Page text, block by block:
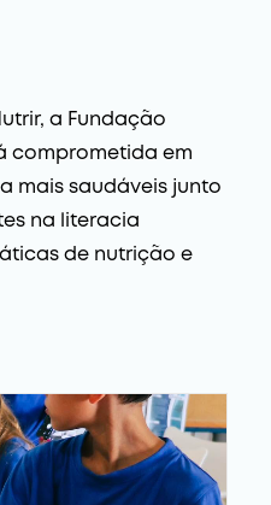
a Fundação
comprometida em
mais saudáveis junto
na literacia
de nutrição e